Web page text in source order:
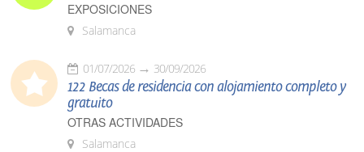
EXPOSICIONES
Salamanca
01/07/2026 30/09/2026
122 Becas de residencia con alojamiento completo y
gratuito
OTRAS ACTIVIDADES
Salamanca